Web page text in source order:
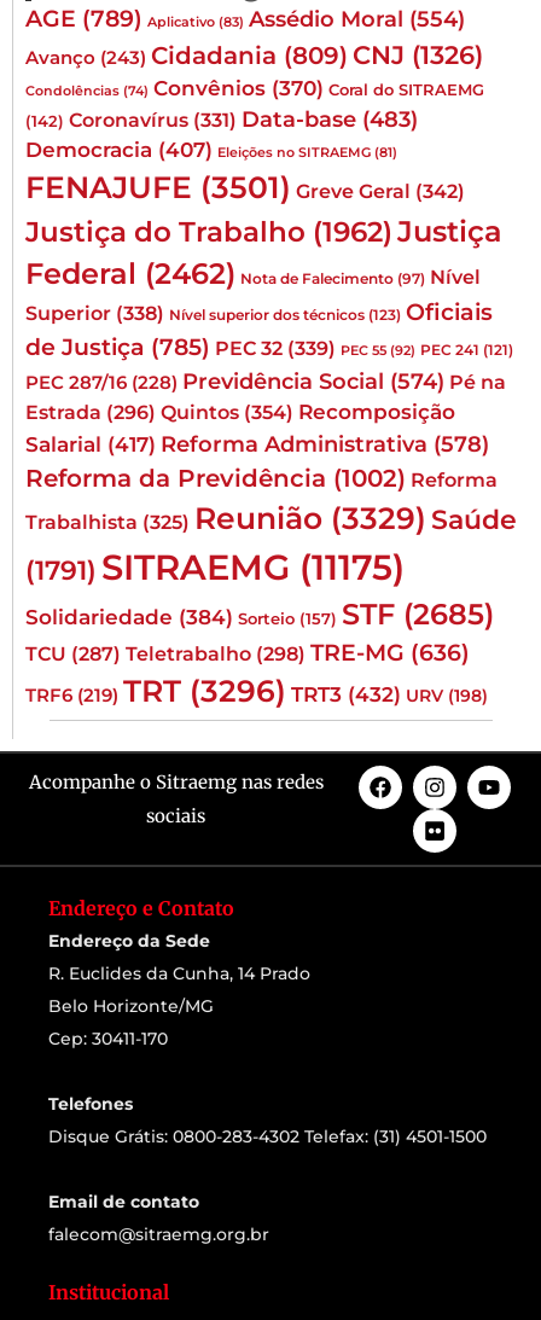
AGE (789) Aplicativo (83) Assédio Moral (554)
Avanço (243) Cidadania (809) CNJ (1326)
Condolências (74) Convênios (370) Coral do SITRAEMG
(142) Coronavírus (331) Data-base (483)
Democracia (407) Eleições no SITRAEMG (81)
FENAJUFE (3501) Greve Geral (342)
Justiça do Trabalho (1962) Justiça
Federal (2462) Nota de Falecimento (97) Nível
Superior (338) Nível superior dos técnicos (123) Oficiais
de Justiça (785) PEC 32 (339) PEC 55 (92) PEC 241 (121)
PEC 287/16 (228) Previdência Social (574) Pé na
Estrada (296) Quintos (354) Recomposição
Salarial (417) Reforma Administrativa (578)
Reforma da Previdência (1002) Reforma
Trabalhista (325) Reunião (3329) Saúde
(1791) SITRAEMG (11175)
Solidariedade (384) Sorteio (157) STF (2685)
TCU (287) Teletrabalho (298) TRE-MG (636)
TRF6 (219) TRT (3296) TRT3 (432) URV (198)
Acompanhe o Sitraemg nas redes
sociais
Endereço e Contato
Endereço da Sede
R. Euclides da Cunha, 14 Prado
Belo Horizonte/MG
Cep: 30411-170
Telefones
Disque Grátis: 0800-283-4302 Telefax: (31) 4501-1500
Email de contato
falecom@sitraemg.org.br
Institucional